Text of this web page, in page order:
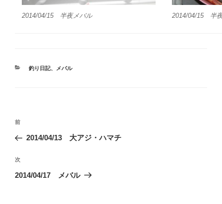
2014/04/15 半夜メバル 2014/04/15 半
カ
釣り日記、 メバル
投
ビ
ゲ
前
の
稿
前
2014/04/13 大アジ・ハマチ
次
の
次
2014/04/17 メバル